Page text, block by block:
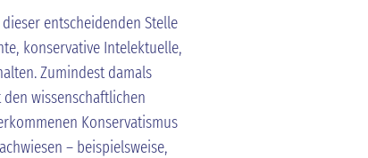
entscheidenden Stelle
konservative Intelektuelle,
Zumindest damals
wissenschaftlichen
Konservatismus
– beispielsweise,